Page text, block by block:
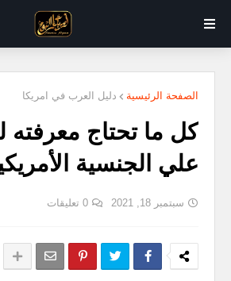
الصفحة الرئيسية دليل العرب في امريكا
كل ما تحتاج
علي الجنسية
سبتمبر 18, 2021 0 تعليقات